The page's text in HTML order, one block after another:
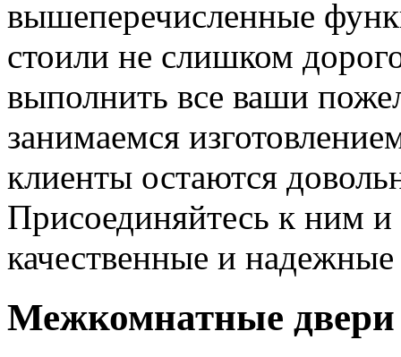
вышеперечисленные
стоили не слишком
выполнить все ваши
занимаемся
клиенты остаются
Присоединяйтесь к ним
качественные и
Межкомнатные двери